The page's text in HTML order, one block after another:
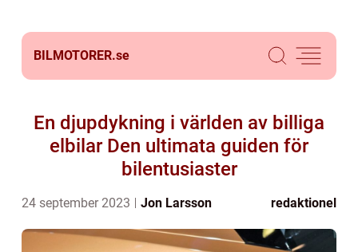
BILMOTORER.se
En djupdykning i världen av billiga
elbilar Den ultimata guiden för
bilentusiaster
24 september 2023 Jon Larsson redaktionel